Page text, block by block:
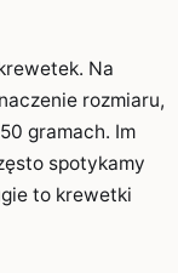
Na
rozmiaru,
gramach. Im
spotykamy
to krewetki